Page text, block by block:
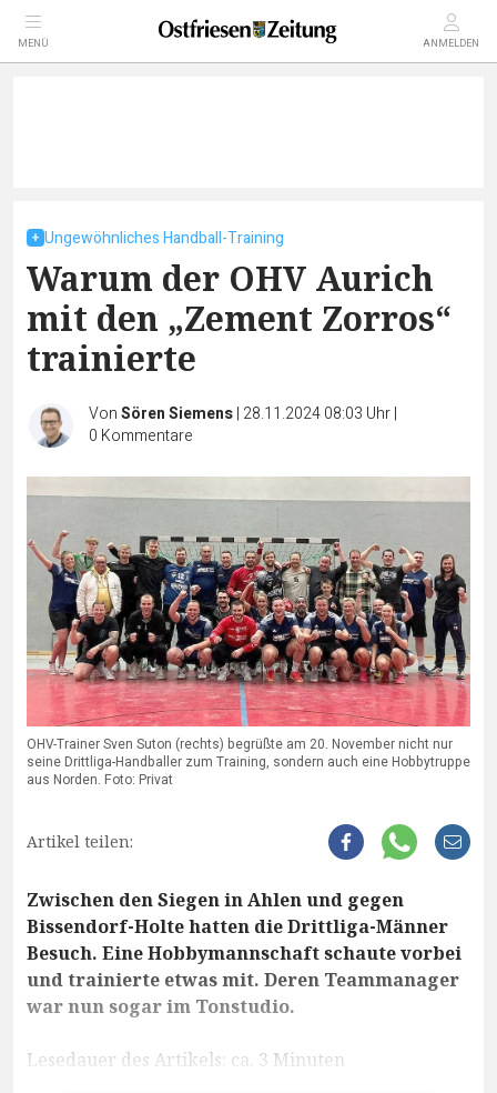
MENÜ ANMELDEN
Ungewöhnliches Handball-Training
Warum der OHV Aurich
mit den „Zement Zorros“
trainierte
VonSören Siemens| 28.11.2024 08:03 Uhr|
0 Kommentare
OHV-Trainer Sven Suton (rechts) begrüßte am 20. November nicht nur
seine Drittliga-Handballer zum Training, sondern auch eine Hobbytruppe
aus Norden. Foto: Privat
Artikel teilen:
Zwischen den Siegen in Ahlen und gegen
Bissendorf-Holte hatten die Drittliga-Männer
Besuch. Eine Hobbymannschaft schaute vorbei
und trainierte etwas mit. Deren Teammanager
war nun sogar im Tonstudio.
Lesedauer des Artikels: ca. 3 Minuten